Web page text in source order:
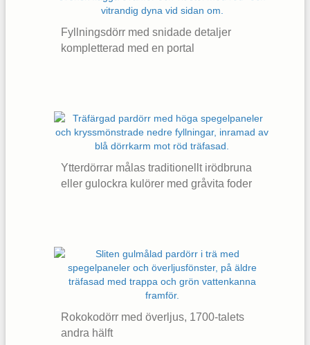
Fyllningsdörr med snidade detaljer
kompletterad med en portal
Ytterdörrar målas traditionellt irödbruna
eller gulockra kulörer med gråvita foder
Rokokodörr med överljus, 1700-talets
andra hälft